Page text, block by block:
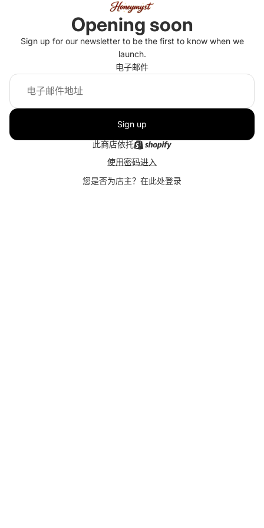
Opening soon
Sign up for our newsletter to be the first to know when we
launch.
电子邮件
Sign up
此商店依托
使用密码进入
您是否为店主？ 在此处登录